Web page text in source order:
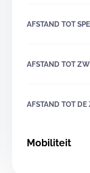
AFSTAND TOT
AFSTAND TOT
AFSTAND TOT DE
Mobiliteit